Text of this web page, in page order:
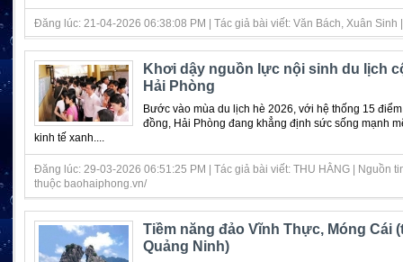
Đăng lúc: 21-04-2026 06:38:08 PM | Tác giả bài viết: Văn Bách, Xuân Sinh
Khơi dậy nguồn lực nội sinh du lịch
Hải Phòng
Bước vào mùa du lịch hè 2026, với hệ thống 15
đồng, Hải Phòng đang khẳng định sức sống mạnh
kinh tế xanh....
Đăng lúc: 29-03-2026 06:51:25 PM | Tác giả bài viết: THU HẰNG | Nguồn
thuộc baohaiphong.vn/
Tiềm năng đảo Vĩnh Thực, Móng Cái
Quảng Ninh)